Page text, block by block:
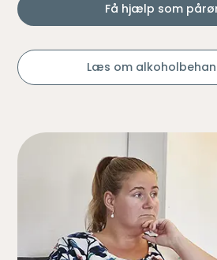
Få hjælp som
Læs om